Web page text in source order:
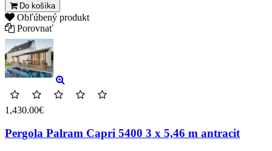
Do košíka
Obľúbený produkt
Porovnať
1,430.00€
Pergola Palram Capri 5400 3 x 5,46 m antracit